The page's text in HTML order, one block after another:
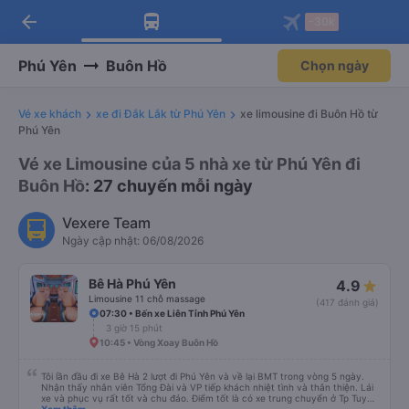
Tải app Vexere ngay!
Nhận ưu đãi thành viên độc
Mở app
Tải app Vexere
-30k/ghế khi đặt vé máy bay qua
Mở app
arrow_back
Phú Yên Buôn Hồ Chọn ngày
Vé xe khách xe đi Đắk Lắk từ Phú Yên
xe limousine đi Buôn Hồ từ
Phú Yên
Vé xe Limousine của 5 nhà xe từ Phú Yên đi
Buôn Hồ: 27 chuyến mỗi ngày
Vexere Team
Ngày cập nhật: 06/08/2026
Bê Hà Phú Yên
Limousine 11 chỗ massage
4.9
(417 đánh giá)
07:30 • Bến xe Liên Tỉnh Phú Yên
3 giờ 15 phút
10:45 • Vòng Xoay Buôn Hồ
Tôi lần đầu đi xe Bê Hà 2 lượt đi Phú Yên và về lại BMT trong vòng 5 ngày.
Nhận thấy nhân viên Tổng Đài và VP tiếp khách nhiệt tình và thân thiện. Lái
xe và phục vụ rất tốt và chu đáo. Điểm tốt là có xe trung chuyển ở Tp Tuy